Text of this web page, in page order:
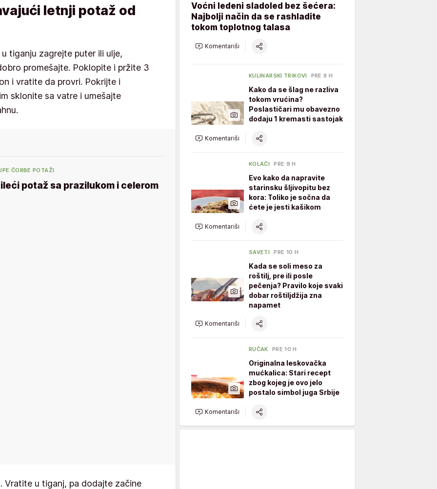
letnji potaž od
tiganju zagrejte puter ili ulje,
promešajte. Poklopite i pržite 3
i vratite da provri. Pokrijte i
sklonite sa vatre i umešajte
ČORBE POTAŽI
potaž sa prazilukom i celerom
Vratite u tiganj, pa dodajte začine
Voćni ledeni sladoled bez šećera:
Najbolji način da se rashladite
tokom toplotnog talasa
Komentariši
KULINARSKI TRIKOVI PRE 8 H
Kako da se šlag ne razliva
tokom vrućina?
Poslastičari mu obavezno
dodaju 1 kremasti sastojak
Komentariši
KOLAČI PRE 9 H
Evo kako da napravite
starinsku šljivopitu bez
kora: Toliko je sočna da
ćete je jesti kašikom
Komentariši
SAVETI PRE 10 H
Kada se soli meso za
roštilj, pre ili posle
pečenja? Pravilo koje svaki
dobar roštiljdžija zna
napamet
Komentariši
RUČAK PRE 10 H
Originalna leskovačka
mućkalica: Stari recept
zbog kojeg je ovo jelo
postalo simbol juga Srbije
Komentariši